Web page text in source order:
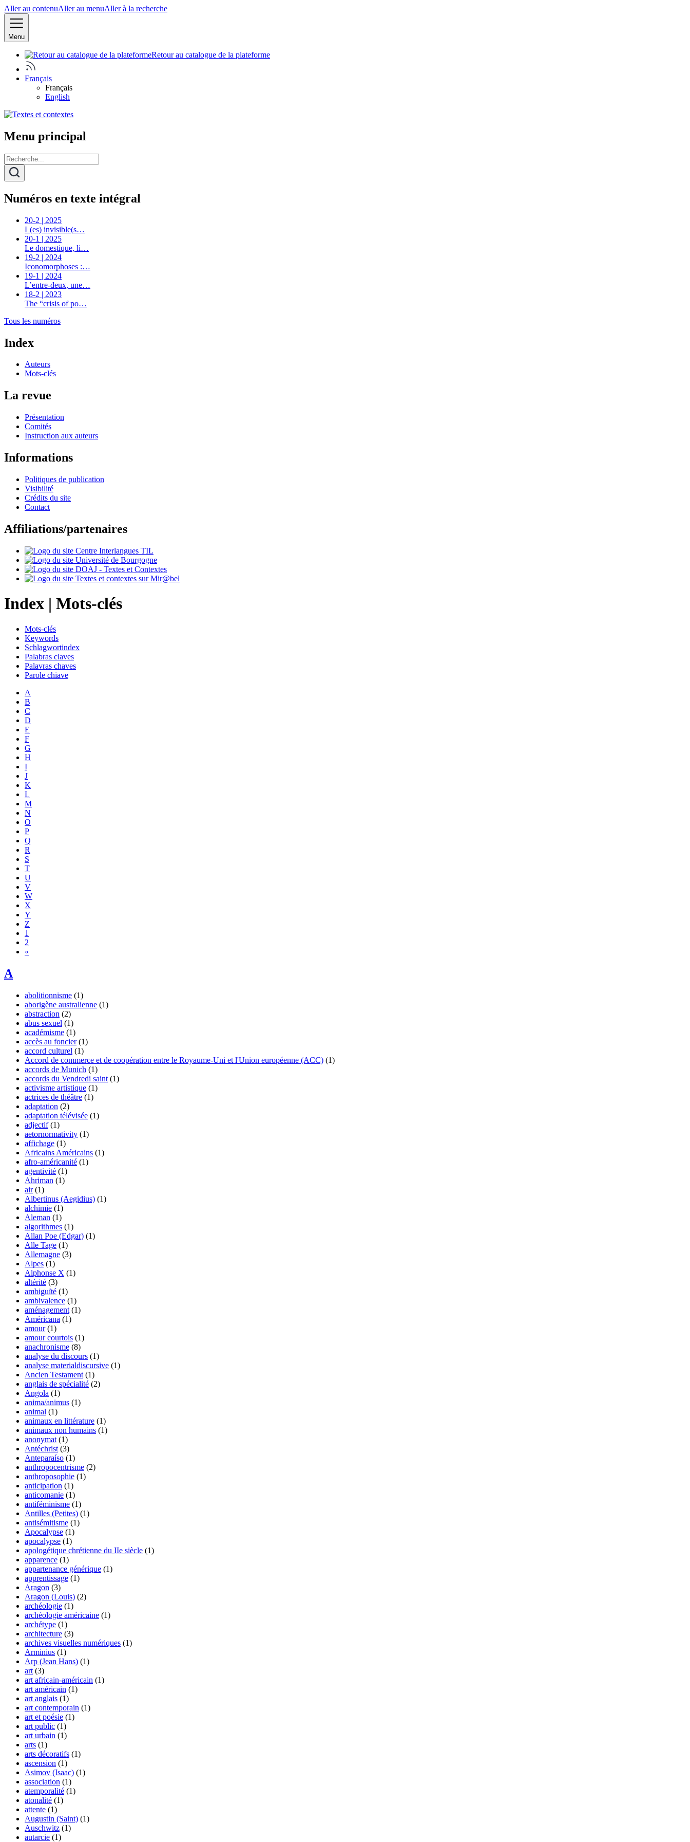
Aller au contenuAller au menuAller à la recherche
Menu
Retour au catalogue de la plateforme
Français
Français
English
Menu principal
Numéros en texte intégral
20-2 | 2025
L(es) invisible(s…
20-1 | 2025
Le domestique, li…
19-2 | 2024
Iconomorphoses :…
19-1 | 2024
L’entre-deux, une…
18-2 | 2023
The “crisis of po…
Tous les numéros
Index
Auteurs
Mots-clés
La revue
Présentation
Comités
Instruction aux auteurs
Informations
Politiques de publication
Visibilité
Crédits du site
Contact
Affiliations/partenaires
Index | Mots-clés
Mots-clés
Keywords
Schlagwortindex
Palabras claves
Palavras chaves
Parole chiave
A
B
C
D
E
F
G
H
I
J
K
L
M
N
O
P
Q
R
S
T
U
V
W
X
Y
Z
1
2
«
A
abolitionnisme (1)
aborigène australienne (1)
abstraction (2)
abus sexuel (1)
académisme (1)
accès au foncier (1)
accord culturel (1)
Accord de commerce et de coopération entre le Royaume-Uni et l'Union européenne (ACC) (1)
accords de Munich (1)
accords du Vendredi saint (1)
activisme artistique (1)
actrices de théâtre (1)
adaptation (2)
adaptation télévisée (1)
adjectif (1)
aetornormativity (1)
affichage (1)
Africains Américains (1)
afro-américanité (1)
agentivité (1)
Ahriman (1)
air (1)
Albertinus (Aegidius) (1)
alchimie (1)
Aleman (1)
algorithmes (1)
Allan Poe (Edgar) (1)
Alle Tage (1)
Allemagne (3)
Alpes (1)
Alphonse X (1)
altérité (3)
ambiguïté (1)
ambivalence (1)
aménagement (1)
Américana (1)
amour (1)
amour courtois (1)
anachronisme (8)
analyse du discours (1)
analyse materialdiscursive (1)
Ancien Testament (1)
anglais de spécialité (2)
Angola (1)
anima/animus (1)
animal (1)
animaux en littérature (1)
animaux non humains (1)
anonymat (1)
Antéchrist (3)
Anteparaíso (1)
anthropocentrisme (2)
anthroposophie (1)
anticipation (1)
anticomanie (1)
antiféminisme (1)
Antilles (Petites) (1)
antisémitisme (1)
Apocalypse (1)
apocalypse (1)
apologétique chrétienne du IIe siècle (1)
apparence (1)
appartenance générique (1)
apprentissage (1)
Aragon (3)
Aragon (Louis) (2)
archéologie (1)
archéologie américaine (1)
archétype (1)
architecture (3)
archives visuelles numériques (1)
Arminius (1)
Arp (Jean Hans) (1)
art (3)
art africain-américain (1)
art américain (1)
art anglais (1)
art contemporain (1)
art et poésie (1)
art public (1)
art urbain (1)
arts (1)
arts décoratifs (1)
ascension (1)
Asimov (Isaac) (1)
association (1)
atemporalité (1)
atonalité (1)
attente (1)
Augustin (Saint) (1)
Auschwitz (1)
autarcie (1)